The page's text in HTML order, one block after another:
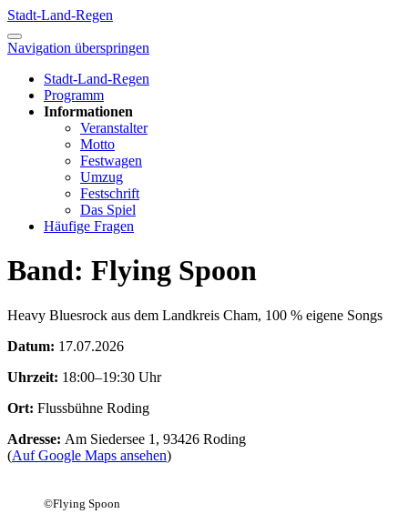
Stadt-Land-Regen
Navigation überspringen
Stadt-Land-Regen
Programm
Informationen
Veranstalter
Motto
Festwagen
Umzug
Festschrift
Das Spiel
Häufige Fragen
Band: Flying Spoon
Heavy Bluesrock aus dem Landkreis Cham, 100 % eigene Songs
Datum: 17.07.2026
Uhrzeit: 18:00–19:30 Uhr
Ort: Flussbühne Roding
Adresse: Am Siedersee 1, 93426 Roding
(Auf Google Maps ansehen)
©Flying Spoon